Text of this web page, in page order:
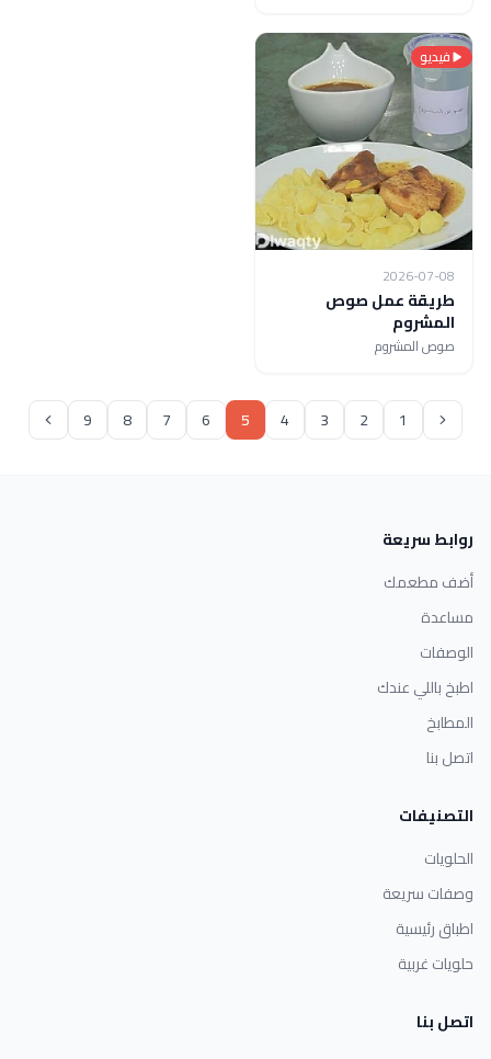
فيديو
2026-07-08
طريقة عمل صوص
المشروم
صوص المشروم
1
2
3
4
5
6
7
8
9
روابط سريعة
أضف مطعمك
مساعدة
الوصفات
اطبخ باللي عندك
المطابخ
اتصل بنا
التصنيفات
الحلويات
وصفات سريعة
اطباق رئيسية
حلويات غربية
اتصل بنا